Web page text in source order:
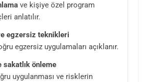
ve kişiye özel program
anlatılır.
egzersiz teknikleri
egzersiz uygulamaları açıklanır.
sakatlık önleme
uygulanması ve risklerin